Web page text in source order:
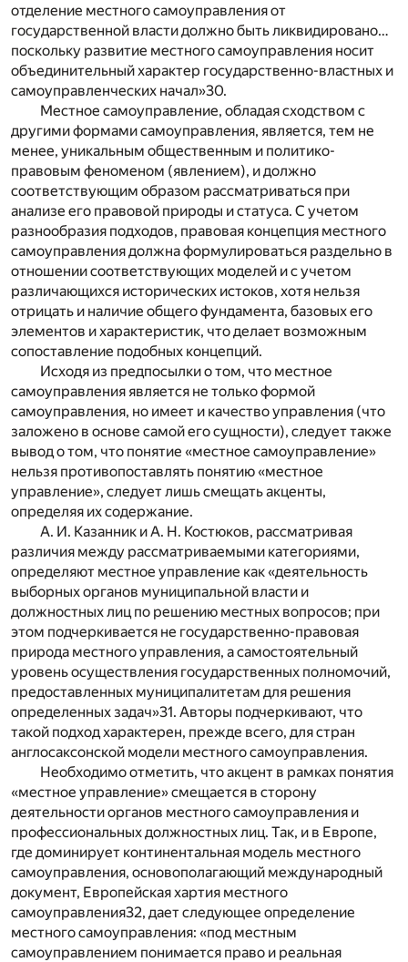
отделение местного самоуправления от
государственной власти должно быть ликвидировано…
поскольку развитие местного самоуправления носит
объединительный характер государственно-властных и
самоуправленческих начал»30.
Местное самоуправление, обладая сходством с
другими формами самоуправления, является, тем не
менее, уникальным общественным и политико-
правовым феноменом (явлением), и должно
соответствующим образом рассматриваться при
анализе его правовой природы и статуса. С учетом
разнообразия подходов, правовая концепция местного
самоуправления должна формулироваться раздельно в
отношении соответствующих моделей и с учетом
различающихся исторических истоков, хотя нельзя
отрицать и наличие общего фундамента, базовых его
элементов и характеристик, что делает возможным
сопоставление подобных концепций.
Исходя из предпосылки о том, что местное
самоуправления является не только формой
самоуправления, но имеет и качество управления (что
заложено в основе самой его сущности), следует также
вывод о том, что понятие «местное самоуправление»
нельзя противопоставлять понятию «местное
управление», следует лишь смещать акценты,
определяя их содержание.
А. И. Казанник и А. Н. Костюков, рассматривая
различия между рассматриваемыми категориями,
определяют местное управление как «деятельность
выборных органов муниципальной власти и
должностных лиц по решению местных вопросов; при
этом подчеркивается не государственно-правовая
природа местного управления, а самостоятельный
уровень осуществления государственных полномочий,
предоставленных муниципалитетам для решения
определенных задач»31. Авторы подчеркивают, что
такой подход характерен, прежде всего, для стран
англосаксонской модели местного самоуправления.
Необходимо отметить, что акцент в рамках понятия
«местное управление» смещается в сторону
деятельности органов местного самоуправления и
профессиональных должностных лиц. Так, и в Европе,
где доминирует континентальная модель местного
самоуправления, основополагающий международный
документ, Европейская хартия местного
самоуправления32, дает следующее определение
местного самоуправления: «под местным
самоуправлением понимается право и реальная